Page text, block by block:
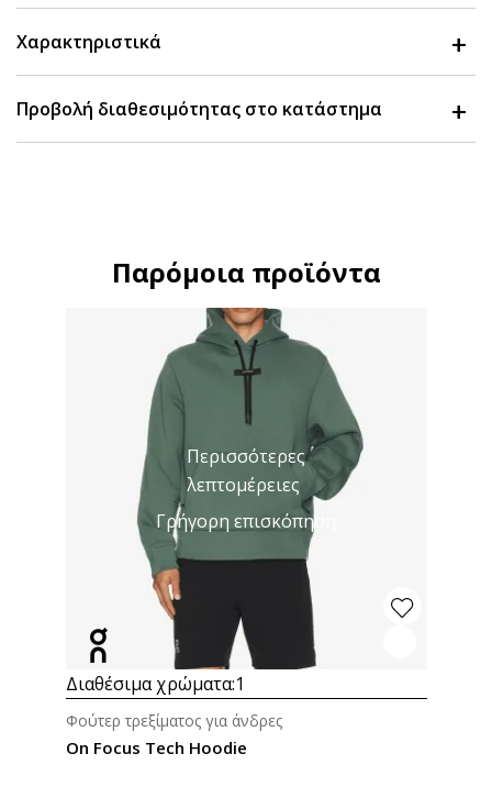
Χαρακτηριστικά
Προβολή διαθεσιμότητας στο κατάστημα
Παρόμοια προϊόντα
Περισσότερες
λεπτομέρειες
Γρήγορη επισκόπηση
Διαθέσιμα χρώματα:1
On Focus Tech Hoodie
Φούτερ τρεξίματος για άνδρες